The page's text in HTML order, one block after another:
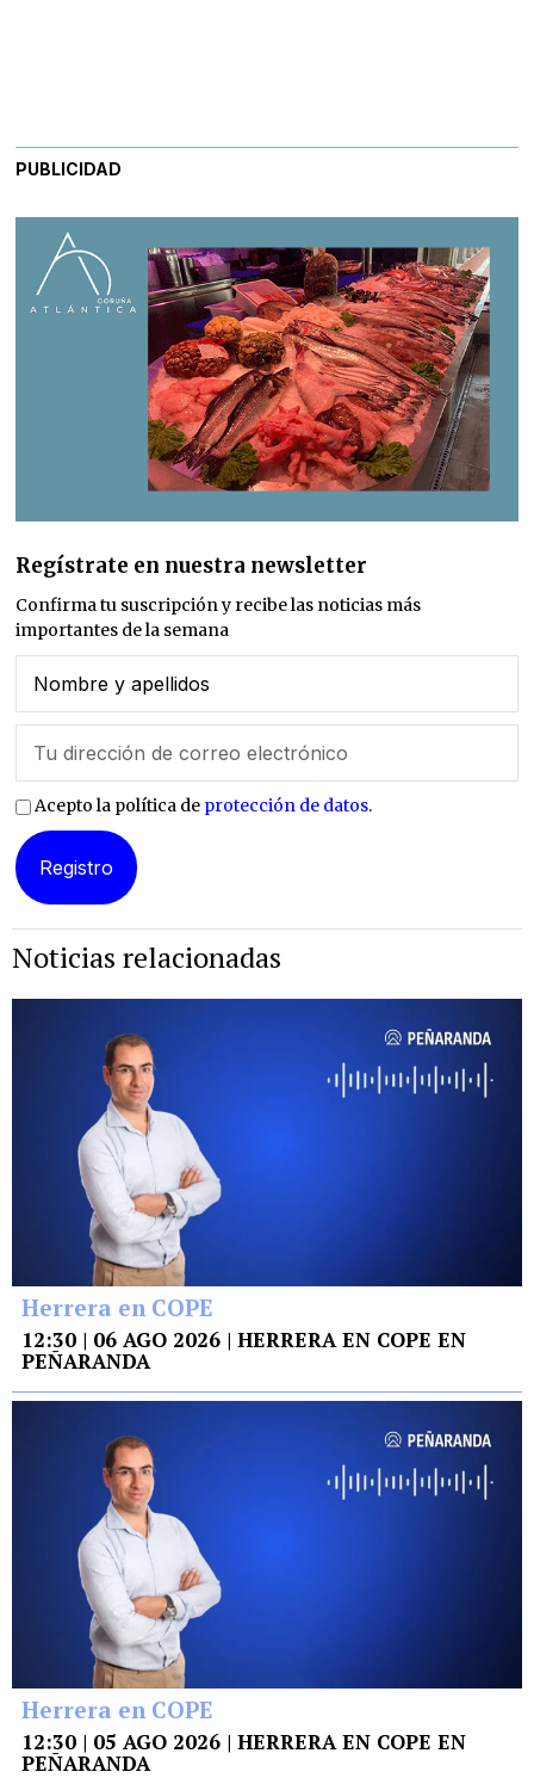
PUBLICIDAD
Regístrate en nuestra newsletter
Confirma tu suscripción y recibe las noticias más
importantes de la semana
Acepto la política de protección de datos.
Noticias relacionadas
Herrera en COPE
12:30 | 06 AGO 2026 | HERRERA EN COPE EN
PEÑARANDA
Herrera en COPE
12:30 | 05 AGO 2026 | HERRERA EN COPE EN
PEÑARANDA